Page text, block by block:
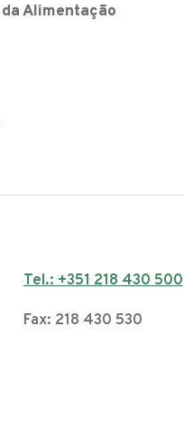
Alimentação
Tel.: +351 218 430 500
Fax: 218 430 530